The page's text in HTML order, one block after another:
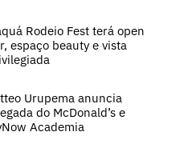
Rodeio Fest terá open
espaço beauty e vista
Urupema anuncia
do McDonald’s e
Academia